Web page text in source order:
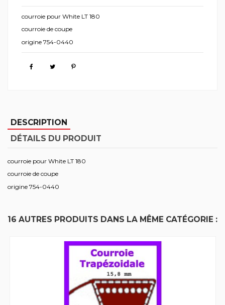
courroie pour White LT 180
courroie de coupe
origine 754-0440
DESCRIPTION
DÉTAILS DU PRODUIT
courroie pour White LT 180
courroie de coupe
origine 754-0440
16 AUTRES PRODUITS DANS LA MÊME CATÉGORIE :